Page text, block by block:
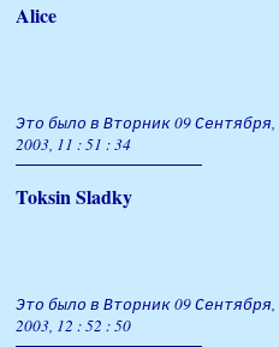
Alice
Это было в Вторник 09 Сентября,
2003, 11 : 51 : 34
Toksin Sladky
Это было в Вторник 09 Сентября,
2003, 12 : 52 : 50